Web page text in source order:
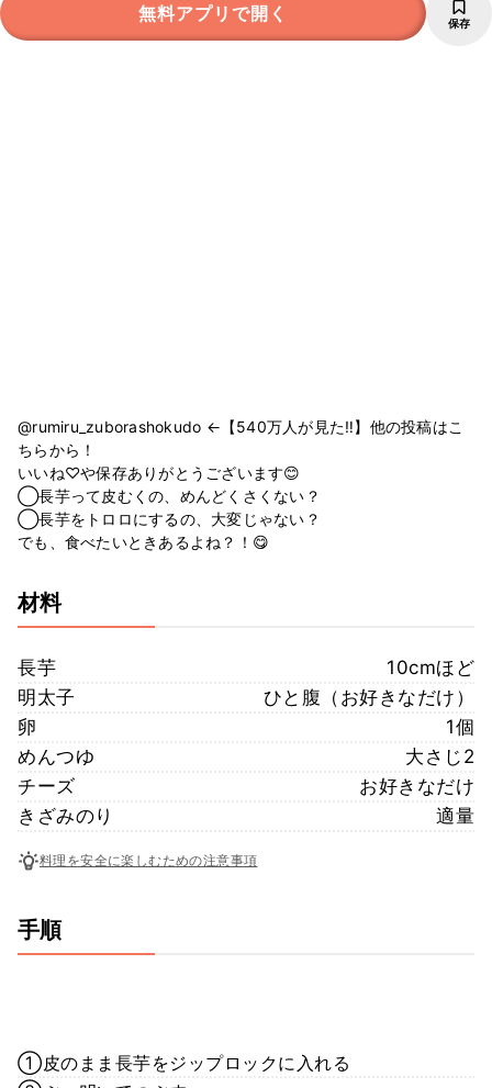
無料アプリで開く 保存
@rumiru_zuborashokudo ←【540万人が見た‼︎】他の投稿はこ
ちらから！
いいね♡や保存ありがとうございます😊
◯長芋って皮むくの、めんどくさくない？
◯長芋をトロロにするの、大変じゃない？
でも、食べたいときあるよね？！😋
材料
長芋
10cmほど
明太子
ひと腹（お好きなだけ）
卵
1個
めんつゆ
大さじ2
チーズ
お好きなだけ
きざみのり
適量
料理を安全に楽しむための注意事項
手順
①皮のまま長芋をジップロックに入れる